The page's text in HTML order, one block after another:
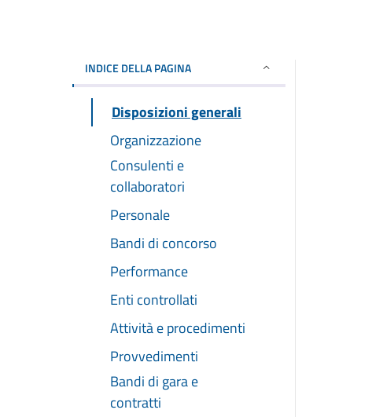
INDICE DELLA PAGINA
Disposizioni generali
Organizzazione
Consulenti e
collaboratori
Personale
Bandi di concorso
Performance
Enti controllati
Attività e procedimenti
Provvedimenti
Bandi di gara e
contratti